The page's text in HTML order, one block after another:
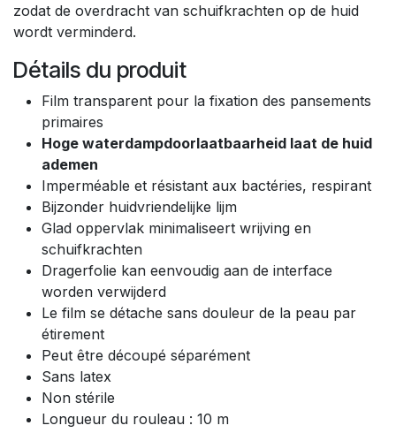
zodat de overdracht van schuifkrachten op de huid
wordt verminderd.
Détails du produit
Film transparent pour la fixation des pansements
primaires
Hoge waterdampdoorlaatbaarheid laat de huid
ademen
Imperméable et résistant aux bactéries, respirant
Bijzonder huidvriendelijke lijm
Glad oppervlak minimaliseert wrijving en
schuifkrachten
Dragerfolie kan eenvoudig aan de interface
worden verwijderd
Le film se détache sans douleur de la peau par
étirement
Peut être découpé séparément
Sans latex
Non stérile
Longueur du rouleau : 10 m